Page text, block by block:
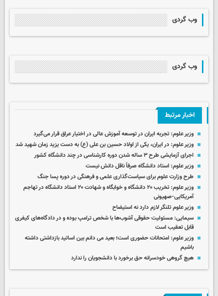
وب گردی
وب گردی
اخبار مرتبط
وزیر علوم: تجربه ایران در توسعه آموزش عالی در اختیار عراق قرار می‌گیرد
وزیر علوم: در ایران، یکی‌ از اولاد حسین بن علی (ع) به دست یزید زمان شهید شد
اجرای آزمایشی طرح ۳ ساله شدن دوره کارشناسی در چند دانشگاه کشور
وزیر علوم: استاد دانشگاه صرفاً ناقل دانش نیست
طرح وزارت علوم برای سیاست‌گذاری علمی و فرهنگی در دوره پسا جنگ
وزیر علوم: تخریب ۲۰ دانشگاه و خوابگاه و شهادت ۲۰ استاد دانشگاه در تهاجم
آمریکایی-صهیونی
وزیر علوم تلنگر لازم دارد نه استیضاح
سیمایی: مسئولیت حقوقی آشوب‌ها با شخص ترامپ بوده و در دادگاه‌های کیفری
قابل تعقیب است
وزیر علوم: امتحانات حضوری است؛ بعید می دانم بین اساتید بازداشتی داشته
باشیم
هیچ گروهی خودسرانه حق برخورد با دانشجویان را ندارد